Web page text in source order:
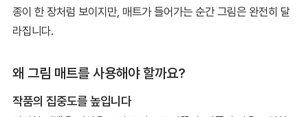
종이 한 장처럼 보이지만, 매트가 들어가는 순간 그림은 완전히 달
라집니다.
왜 그림 매트를 사용해야 할까요?
작품의 집중도를 높입니다